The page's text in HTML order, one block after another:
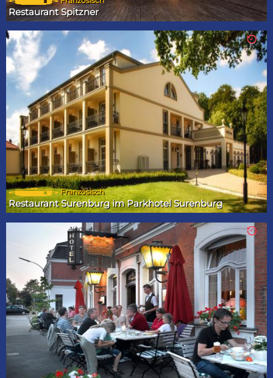
Restaurant Spitzner
Französisch
Restaurant Surenburg im Parkhotel Surenburg